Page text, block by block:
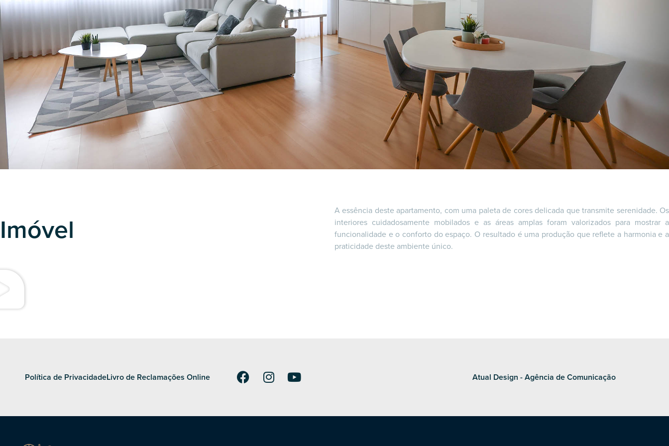
Imóvel
A essência deste apartamento, com uma paleta de cores delicada que transmite serenidade. Os
interiores cuidadosamente mobilados e as áreas amplas foram valorizados para mostrar a
funcionalidade e o conforto do espaço. O resultado é uma produção que reflete a harmonia e a
praticidade deste ambiente único.
Política de PrivacidadeLivro de Reclamações Online Atual Design - Agência de Comunicação